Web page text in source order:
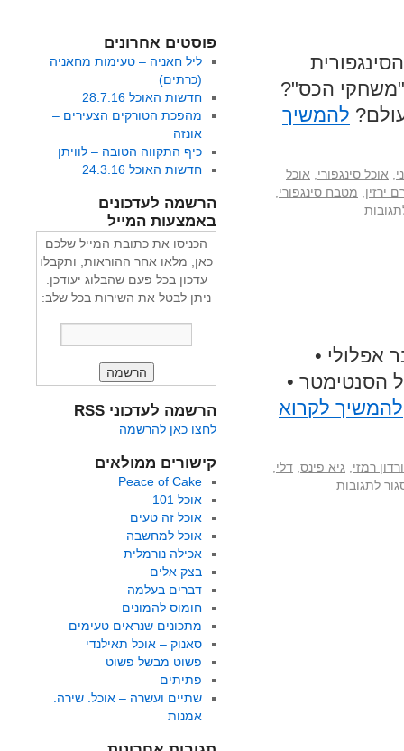
"משחקי הכס"?
להמשיך
אוכל סינגפורי
אוכל
ירזין
מטבח סינגפורי
אפלולי •
הסנטימטר •
להמשיך לקרוא
רמזי גיא פינס דלי
לתגובות
פוסטים אחרונים
ליל חאניה – טעימות מחאניה
(כרתים)
חדשות האוכל 28.7.16
מהפכת הטורקים הצעירים –
אונזה
כיף התקווה הטובה – לוויתן
חדשות האוכל 24.3.16
הרשמה לעדכונים
באמצעות המייל
הכניסו את כתובת המייל שלכם
כאן, מלאו אחר ההוראות, ותקבלו
עדכון בכל פעם שהבלוג יעודכן.
ניתן לבטל את השירות בכל שלב:
הרשמה לעדכוני RSS
לחצו כאן להרשמה
קישורים ממולאים
Peace of Cake
אוכל 101
אוכל זה טעים
אוכל למחשבה
אכילה נורמלית
בצק אלים
דברים בעלמה
חומוס להמונים
מתכונים שנראים טעימים
סאנוק – אוכל תאילנדי
פשוט מבשל פשוט
פתיתים
שתיים ועשרה – אוכל. שירה.
אמנות